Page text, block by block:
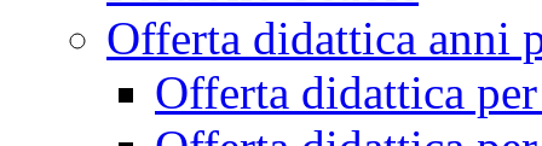
Offerta didattica anni
Offerta didattica